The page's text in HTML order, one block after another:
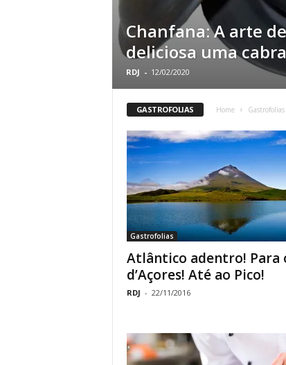
r
t
u
l
Chanfana: A arte
deliciosa uma
RDJ - 12/02/2020
GASTROFOLIAS Home Gastrofolias
Gastrofolias
Atlântico adentro! Para
d’Açores! Até ao Pico!
RDJ - 22/11/2016